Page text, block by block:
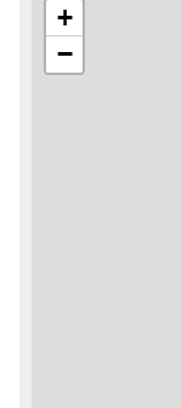
+
−